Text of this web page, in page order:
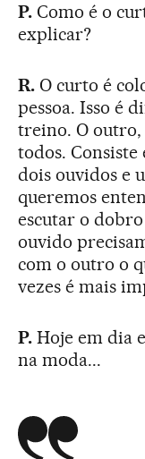
P.Como é o
explicar?
R.O curto é
pessoa. Isso é
treino. O outro,
todos. Consiste
dois ouvidos e
queremos
escutar o
ouvido
com o outro o
vezes é mais
P.Hoje em dia
na moda...